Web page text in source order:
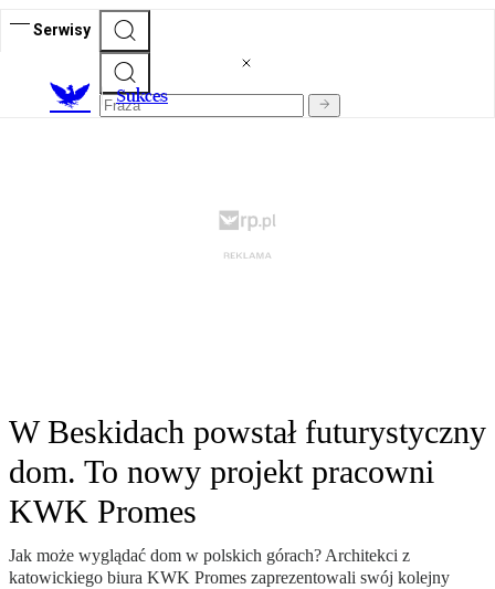
Serwisy
Sukces
W Beskidach powstał futurystyczny
dom. To nowy projekt pracowni
KWK Promes
Jak może wyglądać dom w polskich górach? Architekci z
katowickiego biura KWK Promes zaprezentowali swój kolejny